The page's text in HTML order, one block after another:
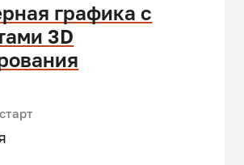
графика с
3D